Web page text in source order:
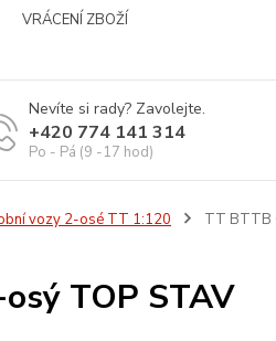
VRÁCENÍ ZBOŽÍ
Nevíte si rady? Zavolejte.
+420 774 141 314
Po - Pá (9 -17 hod)
vozy 2-osé TT 1:120
TT BTTB
TOP STAV